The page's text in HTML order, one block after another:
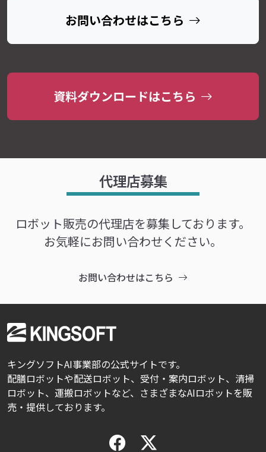
お問い合わせはこちら
資料ダウンロードはこちら
代理店募集
ロボット販売の代理店を募集しております。
お気軽にお問い合わせください。
お問い合わせはこちら
キングソフトAI事業部の公式サイトです。
配膳ロボットや配送ロボット、受付・案内ロボット、清掃
ロボット、運搬ロボットなど、さまざまなAIロボットを販
売・提供しております。